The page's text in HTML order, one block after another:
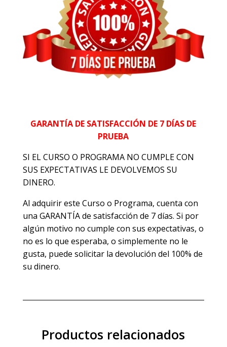
GARANTÍA DE SATISFACCIÓN DE 7 DÍAS DE
PRUEBA
SI EL CURSO O PROGRAMA NO CUMPLE CON
SUS EXPECTATIVAS LE DEVOLVEMOS SU
DINERO.
Al adquirir este Curso o Programa, cuenta con
una GARANTÍA de satisfacción de 7 días. Si por
algún motivo no cumple con sus expectativas, o
no es lo que esperaba, o simplemente no le
gusta, puede solicitar la devolución del 100% de
su dinero.
Productos relacionados